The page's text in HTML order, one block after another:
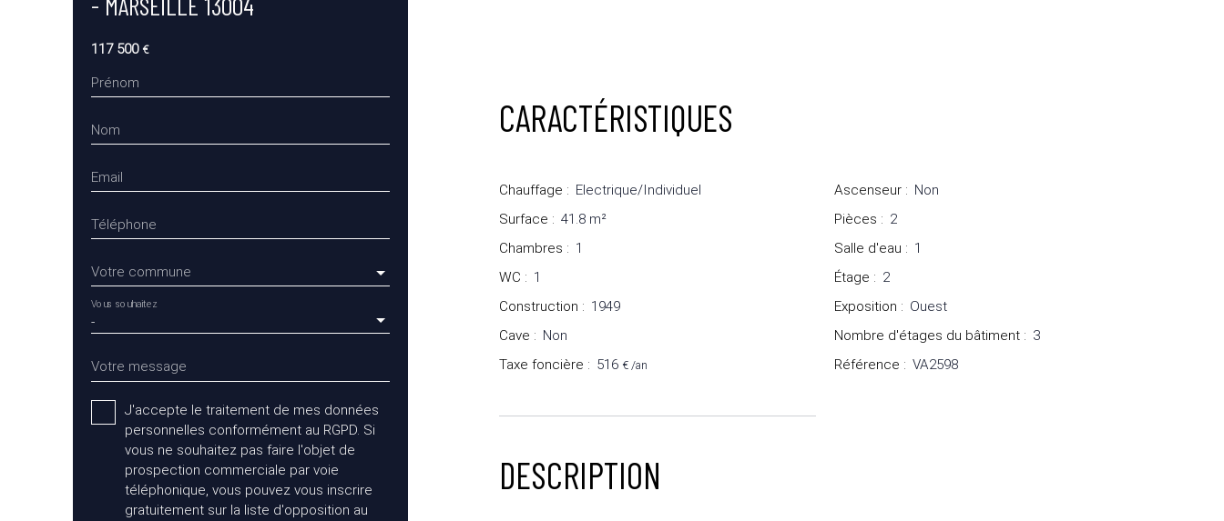
117 500 €
Prénom
Nom
Email
Téléphone
Votre commune
-
Vous souhaitez
Votre message
J'accepte le traitement de mes données
personnelles conformément au RGPD. Si
vous ne souhaitez pas faire l'objet de
prospection commerciale par voie
téléphonique, vous pouvez vous inscrire
gratuitement sur la liste d'opposition au
CARACTÉRISTIQUES
Chauffage : Electrique/Individuel Ascenseur : Non
Surface : 41.8 m² Pièces : 2
Chambres : 1 Salle d'eau : 1
WC : 1 Étage : 2
Construction : 1949 Exposition : Ouest
Cave : Non Nombre d'étages du bâtiment : 3
Taxe foncière : 516 € /an Référence : VA2598
DESCRIPTION